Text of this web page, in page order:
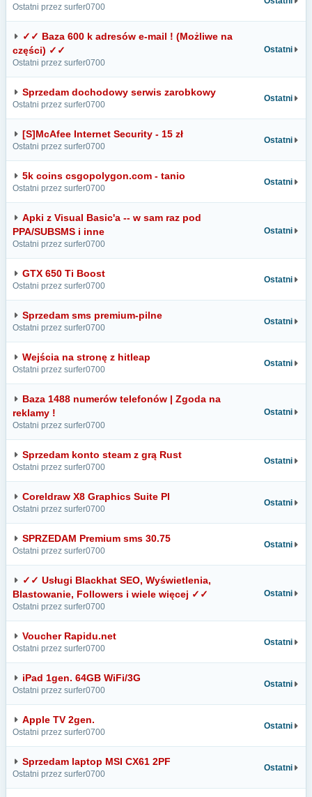
Ostatni przez surfer0700
✓✓ Baza 600 k adresów e-mail ! (Możliwe na
części) ✓✓
Ostatni przez surfer0700
Ostatni
Sprzedam dochodowy serwis zarobkowy
Ostatni przez surfer0700
Ostatni
[S]McAfee Internet Security - 15 zł
Ostatni przez surfer0700
Ostatni
5k coins csgopolygon.com - tanio
Ostatni przez surfer0700
Ostatni
Apki z Visual Basic'a -- w sam raz pod
PPA/SUBSMS i inne
Ostatni przez surfer0700
Ostatni
GTX 650 Ti Boost
Ostatni przez surfer0700
Ostatni
Sprzedam sms premium-pilne
Ostatni przez surfer0700
Ostatni
Wejścia na stronę z hitleap
Ostatni przez surfer0700
Ostatni
Baza 1488 numerów telefonów | Zgoda na
reklamy !
Ostatni przez surfer0700
Ostatni
Sprzedam konto steam z grą Rust
Ostatni przez surfer0700
Ostatni
Coreldraw X8 Graphics Suite Pl
Ostatni przez surfer0700
Ostatni
SPRZEDAM Premium sms 30.75
Ostatni przez surfer0700
Ostatni
✓✓ Usługi Blackhat SEO, Wyświetlenia,
Blastowanie, Followers i wiele więcej ✓✓
Ostatni przez surfer0700
Ostatni
Voucher Rapidu.net
Ostatni przez surfer0700
Ostatni
iPad 1gen. 64GB WiFi/3G
Ostatni przez surfer0700
Ostatni
Apple TV 2gen.
Ostatni przez surfer0700
Ostatni
Sprzedam laptop MSI CX61 2PF
Ostatni przez surfer0700
Ostatni